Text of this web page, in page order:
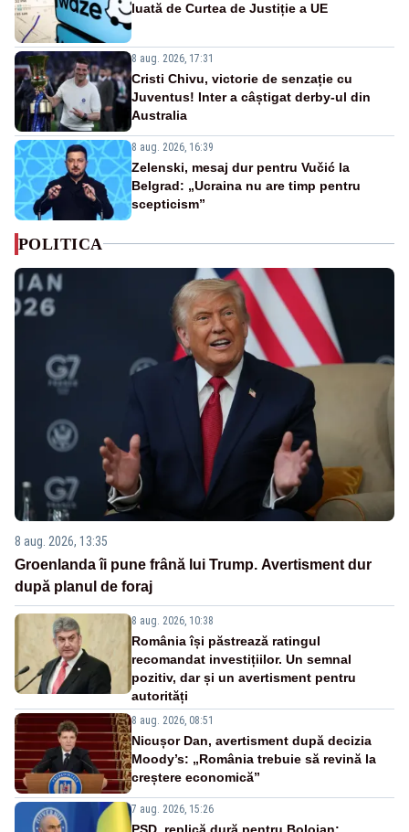
luată de Curtea de Justiție a UE
8 aug. 2026, 17:31
Cristi Chivu, victorie de senzație cu
Juventus! Inter a câștigat derby-ul din
Australia
8 aug. 2026, 16:39
Zelenski, mesaj dur pentru Vučić la
Belgrad: „Ucraina nu are timp pentru
scepticism”
POLITICA
8 aug. 2026, 13:35
Groenlanda îi pune frână lui Trump. Avertisment dur
după planul de foraj
8 aug. 2026, 10:38
România își păstrează ratingul
recomandat investițiilor. Un semnal
pozitiv, dar și un avertisment pentru
autorități
8 aug. 2026, 08:51
Nicușor Dan, avertisment după decizia
Moody’s: „România trebuie să revină la
creștere economică”
7 aug. 2026, 15:26